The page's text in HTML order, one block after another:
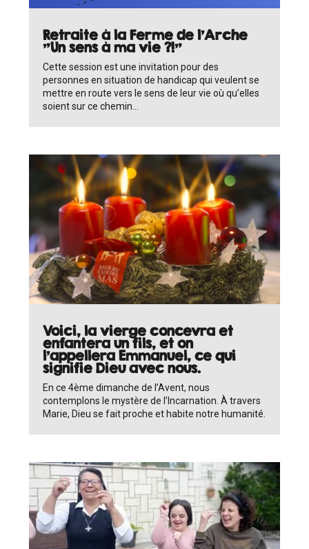
Retraite à la Ferme de l'Arche
"Un sens à ma vie ?!"
Cette session est une invitation pour des
personnes en situation de handicap qui veulent se
mettre en route vers le sens de leur vie où qu’elles
soient sur ce chemin...
Voici, la vierge concevra et
enfantera un fils, et on
l'appellera Emmanuel, ce qui
signifie Dieu avec nous.
En ce 4ème dimanche de l’Avent, nous
contemplons le mystère de l’Incarnation. À travers
Marie, Dieu se fait proche et habite notre humanité.